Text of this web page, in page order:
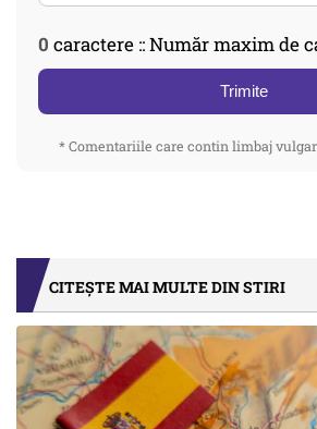
0 caractere :: Număr maxim de
Trimite
* Comentariile care contin limbaj
CITEȘTE MAI MULTE DIN STIRI